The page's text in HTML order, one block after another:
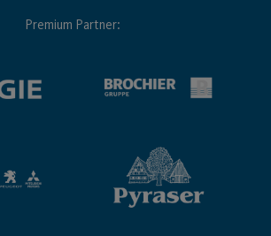
Premium Partner: